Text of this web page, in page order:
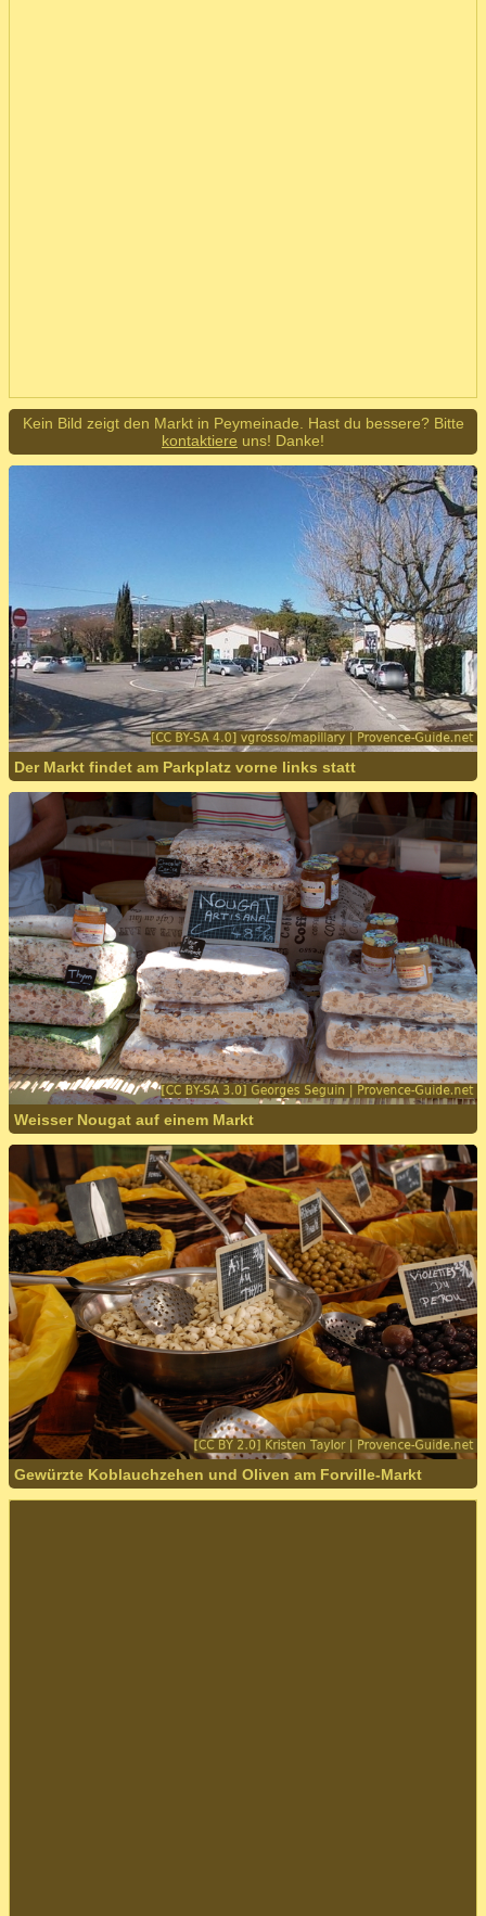
Kein Bild zeigt den Markt in Peymeinade. Hast du bessere? Bitte
kontaktiere uns! Danke!
Der Markt findet am Parkplatz vorne links statt
Weisser Nougat auf einem Markt
Gewürzte Koblauchzehen und Oliven am Forville-Markt